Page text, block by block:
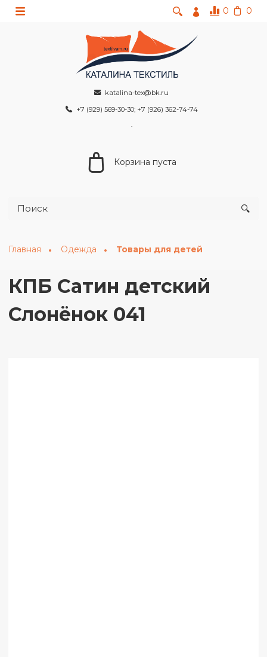
0 0
katalina-tex@bk.ru
+7 (929) 569-30-30; +7 (926) 362-74-74
Корзина пуста
Главная Одежда Товары для детей
КПБ Сатин детский
Слонёнок 041